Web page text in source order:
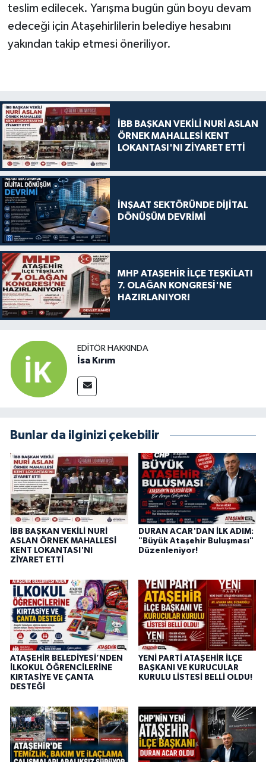
teslim edilecek. Yarışma bugün gün boyu devam
edeceği için Ataşehirlilerin belediye hesabını
yakından takip etmesi öneriliyor.
İBB BAŞKAN VEKİLİ NURİ ASLAN
ÖRNEK MAHALLESİ KENT
LOKANTASI'NI ZİYARET ETTİ
İNŞAAT SEKTÖRÜNDE DİJİTAL
DÖNÜŞÜM DEVRİMİ
MHP ATAŞEHİR İLÇE TEŞKİLATI
7. OLAĞAN KONGRESİ'NE
HAZIRLANIYOR!
EDITÖR HAKKINDA
İsa Kırım
Bunlar da ilginizi çekebilir
İBB BAŞKAN VEKİLİ NURİ
ASLAN ÖRNEK MAHALLESİ
KENT LOKANTASI'NI
ZİYARET ETTİ
DURAN ACAR'DAN İLK ADIM:
"Büyük Ataşehir Buluşması"
Düzenleniyor!
ATAŞEHİR BELEDİYESİ’NDEN
İLKOKUL ÖĞRENCİLERİNE
KIRTASİYE VE ÇANTA
DESTEĞİ
YENİ PARTİ ATAŞEHİR İLÇE
BAŞKANI VE KURUCULAR
KURULU LİSTESİ BELLİ OLDU!